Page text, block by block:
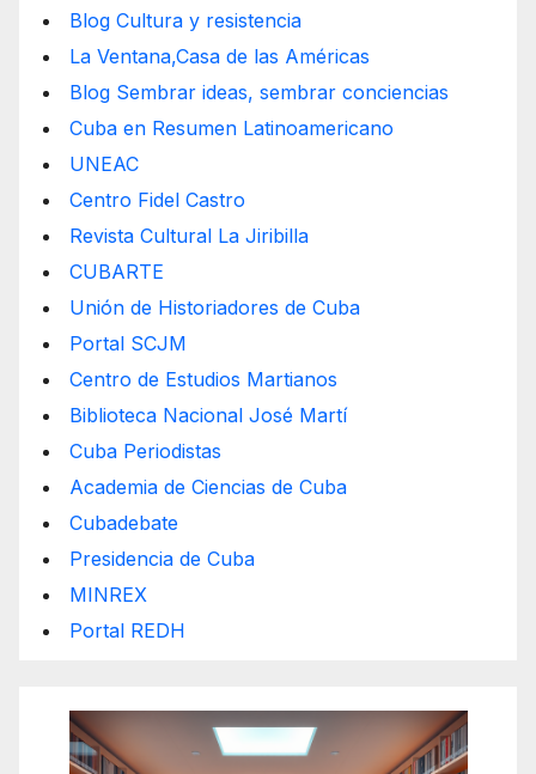
Blog Cultura y resistencia
La Ventana,Casa de las Américas
Blog Sembrar ideas, sembrar conciencias
Cuba en Resumen Latinoamericano
UNEAC
Centro Fidel Castro
Revista Cultural La Jiribilla
CUBARTE
Unión de Historiadores de Cuba
Portal SCJM
Centro de Estudios Martianos
Biblioteca Nacional José Martí
Cuba Periodistas
Academia de Ciencias de Cuba
Cubadebate
Presidencia de Cuba
MINREX
Portal REDH